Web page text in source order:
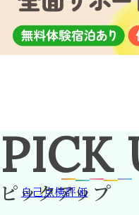
PICK
ピックアップ
自己点検評価